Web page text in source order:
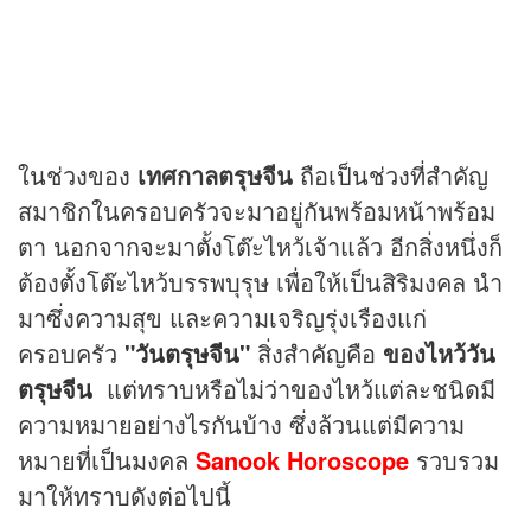
ในช่วงของ เทศกาลตรุษจีน ถือเป็นช่วงที่สำคัญ
สมาชิกในครอบครัวจะมาอยู่กันพร้อมหน้าพร้อม
ตา นอกจากจะมาตั้งโต๊ะไหว้เจ้าแล้ว อีกสิ่งหนึ่งก็
ต้องตั้งโต๊ะไหว้บรรพบุรุษ เพื่อให้เป็นสิริมงคล นำ
มาซึ่งความสุข และความเจริญรุ่งเรืองแก่
ครอบครัว "วันตรุษจีน" สิ่งสำคัญคือ ของไหว้วัน
ตรุษจีน แต่ทราบหรือไม่ว่าของไหว้แต่ละชนิดมี
ความหมายอย่างไรกันบ้าง ซึ่งล้วนแต่มีความ
หมายที่เป็นมงคล Sanook Horoscope รวบรวม
มาให้ทราบดังต่อไปนี้